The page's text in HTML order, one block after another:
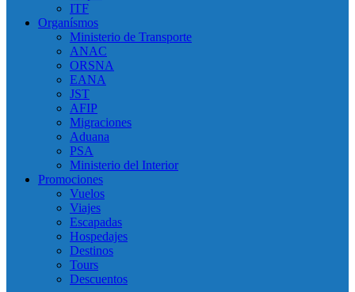
ITF
Organísmos
Ministerio de Transporte
ANAC
ORSNA
EANA
JST
AFIP
Migraciones
Aduana
PSA
Ministerio del Interior
Promociones
Vuelos
Viajes
Escapadas
Hospedajes
Destinos
Tours
Descuentos